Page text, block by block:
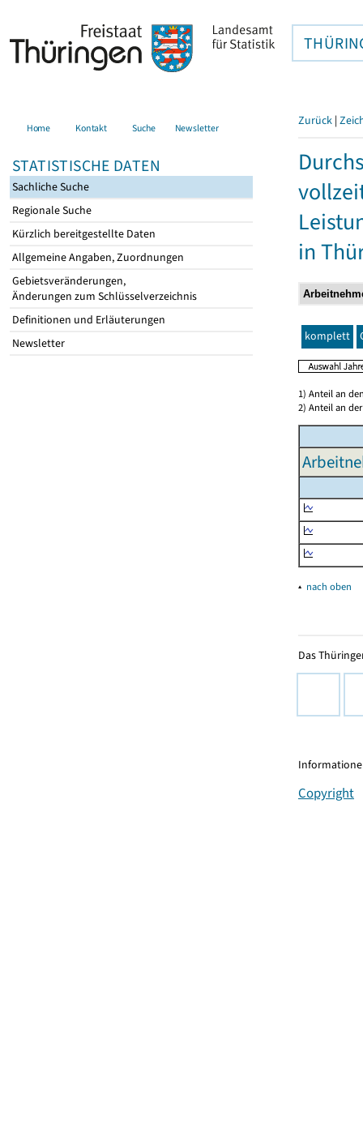
Home Kontakt Suche Newsletter
STATISTISCHE DATEN
Sachliche Suche
Regionale Suche
Kürzlich bereitgestellte Daten
Allgemeine Angaben, Zuordnungen
Gebietsveränderungen,
Änderungen zum Schlüsselverzeichnis
Definitionen und Erläuterungen
Newsletter
Zurück |
in
komplett
1) Anteil an
2) Anteil an
▴ nach oben
Das
Copyright